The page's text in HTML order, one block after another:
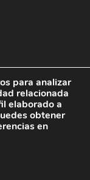
para analizar
relacionada
elaborado a
obtener
en